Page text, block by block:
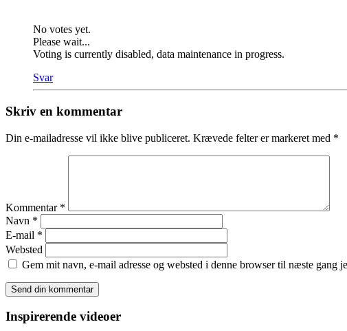
No votes yet.
Please wait...
Voting is currently disabled, data maintenance in progress.
Svar
Skriv en kommentar
Din e-mailadresse vil ikke blive publiceret. Krævede felter er markeret med *
Kommentar *
Navn *
E-mail *
Websted
Gem mit navn, e-mail adresse og websted i denne browser til næste gang
Inspirerende videoer